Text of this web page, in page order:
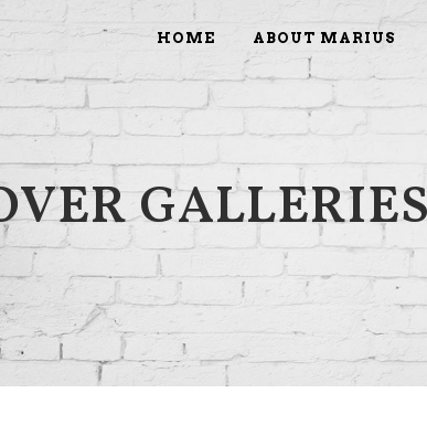
HOME ABOUT MARIUS
GALLERIES